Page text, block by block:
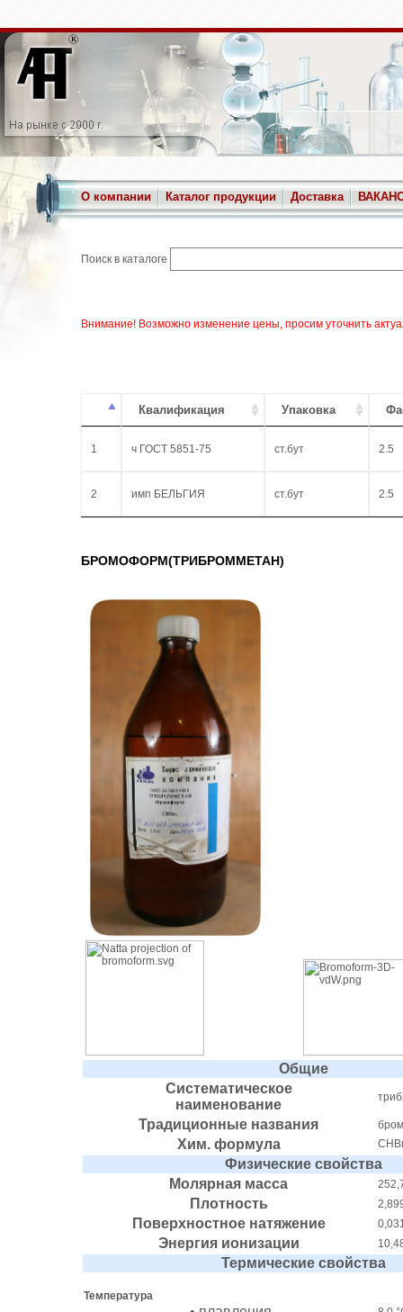
О компании Каталог продукции Доставка
Поиск в каталоге
Внимание! Возможно изменение цены, просим уточнить
Квалификация Упаковка
1 ч ГОСТ 5851-75 ст.бут 2.5
2 имп БЕЛЬГИЯ ст.бут 2.5
БРОМОФОРМ(ТРИБРОММЕТАН)
Общие
Систематическое
наименование
Традиционные названия
Хим. формула
Физические свойства
Молярная масса
Плотность
Поверхностное натяжение
Энергия ионизации
Термические свойства
Температура